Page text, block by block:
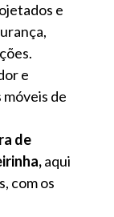
e
e
de
de
aqui
com os